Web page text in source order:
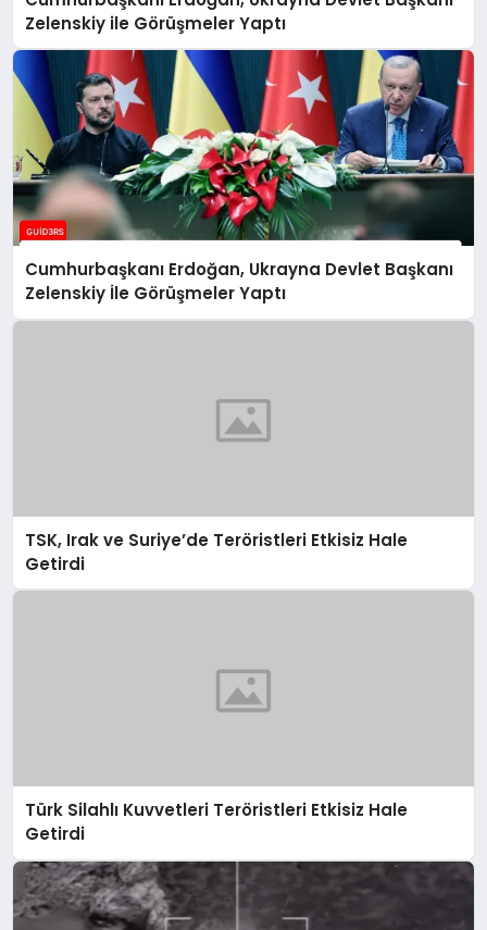
Zelenskiy ile Görüşmeler Yaptı
Cumhurbaşkanı Erdoğan, Ukrayna Devlet Başkanı
Zelenskiy İle Görüşmeler Yaptı
TSK, Irak ve Suriye’de Teröristleri Etkisiz Hale
Getirdi
Türk Silahlı Kuvvetleri Teröristleri Etkisiz Hale
Getirdi